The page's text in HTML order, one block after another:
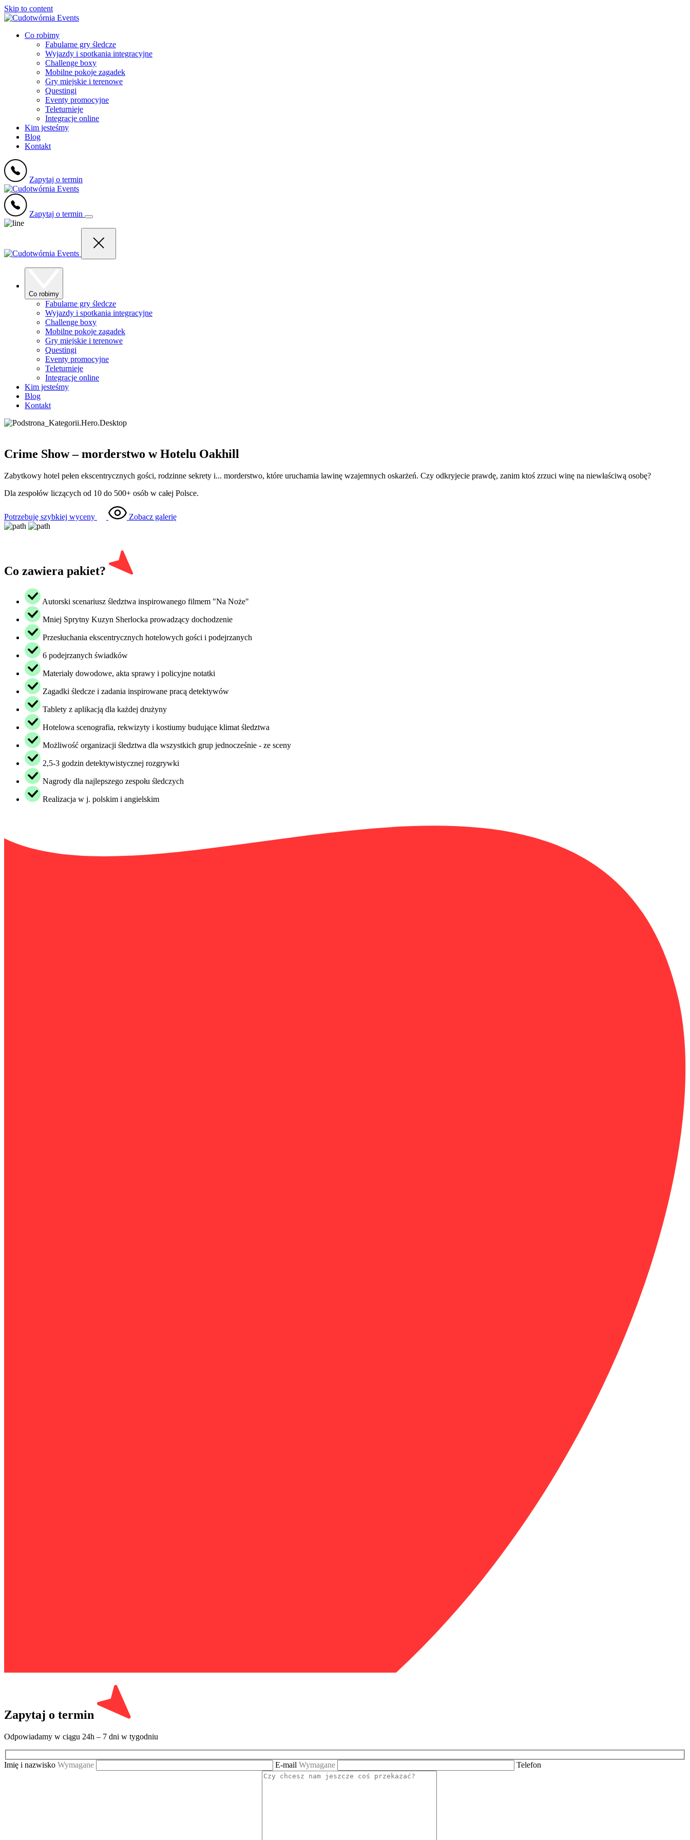
Skip to content
Co robimy
Fabularne gry śledcze
Wyjazdy i spotkania integracyjne
Challenge boxy
Mobilne pokoje zagadek
Gry miejskie i terenowe
Questingi
Eventy promocyjne
Teleturnieje
Integracje online
Kim jesteśmy
Blog
Kontakt
Zapytaj o termin
Zapytaj o termin
Co robimy
Fabularne gry śledcze
Wyjazdy i spotkania integracyjne
Challenge boxy
Mobilne pokoje zagadek
Gry miejskie i terenowe
Questingi
Eventy promocyjne
Teleturnieje
Integracje online
Kim jesteśmy
Blog
Kontakt
Crime Show – morderstwo w Hotelu Oakhill
Zabytkowy hotel pełen ekscentrycznych gości, rodzinne sekrety i... morderstwo, które uruchamia lawinę wzajemnych oskarżeń. Czy odkryjecie prawdę, zanim ktoś zrzuci winę na niewłaściwą osobę?
Dla zespołów liczących od 10 do 500+ osób w całej Polsce.
Potrzebuję szybkiej wyceny Zobacz galerię
Co zawiera pakiet?
Autorski scenariusz śledztwa inspirowanego filmem "Na Noże"
Mniej Sprytny Kuzyn Sherlocka prowadzący dochodzenie
Przesłuchania ekscentrycznych hotelowych gości i podejrzanych
6 podejrzanych świadków
Materiały dowodowe, akta sprawy i policyjne notatki
Zagadki śledcze i zadania inspirowane pracą detektywów
Tablety z aplikacją dla każdej drużyny
Hotelowa scenografia, rekwizyty i kostiumy budujące klimat śledztwa
Możliwość organizacji śledztwa dla wszystkich grup jednocześnie - ze sceny
2,5-3 godzin detektywistycznej rozgrywki
Nagrody dla najlepszego zespołu śledczych
Realizacja w j. polskim i angielskim
Zapytaj o termin
Odpowiadamy w ciągu 24h – 7 dni w tygodniu
Imię i nazwisko Wymagane E-mail Wymagane Telefon